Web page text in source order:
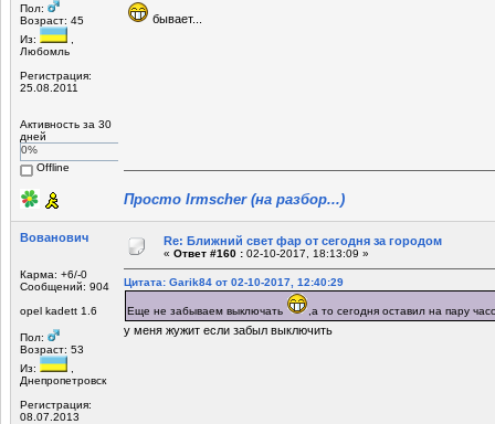
Пол:
Возраст: 45
Из:
Любомль
Регистрация:
25.08.2011
Активность за 30
дней
0%
Offline
бывает...
Просто Irmscher (на разбор...)
Вованович
Карма: +6/-0
Сообщений: 904
opel kadett 1.6
Пол:
Возраст: 53
Из:
Днепропетровск
Регистрация:
08.07.2013
Re: Ближний свет фар от сегодня за городом
« Ответ #160 : 02-10-2017, 18:13:09 »
Цитата: Garik84 от 02-10-2017, 12:40:29
Еще не забываем выключать ,а то сегодня оставил на пару
у меня жужит если забыл выключить